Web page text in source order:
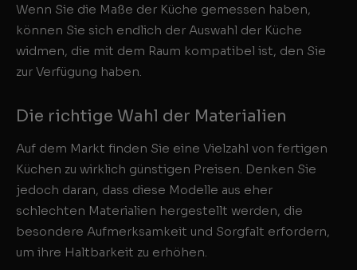
Wenn Sie die Maße der Küche gemessen haben,
können Sie sich endlich der Auswahl der Küche
widmen, die mit dem Raum kompatibel ist, den Sie
zur Verfügung haben.
Die richtige Wahl der Materialien
Auf dem Markt finden Sie eine Vielzahl von fertigen
Küchen zu wirklich günstigen Preisen. Denken Sie
jedoch daran, dass diese Modelle aus eher
schlechten Materialien hergestellt werden, die
besondere Aufmerksamkeit und Sorgfalt erfordern,
um ihre Haltbarkeit zu erhöhen.